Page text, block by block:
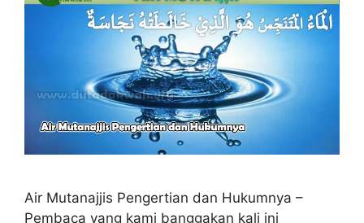
Air Mutanajjis Pengertian dan Hukumnya –
Pembaca yang kami banggakan kali ini